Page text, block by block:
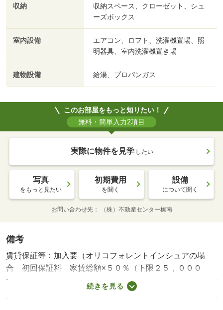
収納
収納スペース、クローゼット、シュ
ーズボックス
室内設備
エアコン、ロフト、洗濯機置場、照
明器具、室内洗濯機置き場
建物設備 給湯、プロパンガス
このお部屋をもっと知りたい！
無料・簡単入力2項目
実際に物件を見学 したい
写真
をもっと見たい
初期費用
を聞く
設備
について聞く
お問い合わせ先 （株）不動産センター榛南
備考
賃貸保証等：加入要（オリコフォレントインシュアの場
合 初回保証料 家賃総額×５０％（下限２５，０００
円） 月額保証料 家賃総額×１．５％）・維持費等：町
費５００円／月・トラブルサポート１，２１０円／月・管
続きを見る